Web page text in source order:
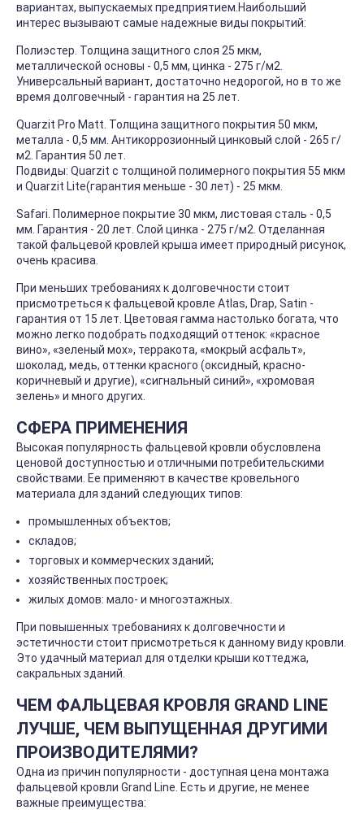
вариантах, выпускаемых предприятием.Наибольший
интерес вызывают самые надежные виды покрытий:
Полиэстер. Толщина защитного слоя 25 мкм,
металлической основы - 0,5 мм, цинка - 275 г/м2.
Универсальный вариант, достаточно недорогой, но в то же
время долговечный - гарантия на 25 лет.
Quarzit Pro Matt. Толщина защитного покрытия 50 мкм,
металла - 0,5 мм. Антикоррозионный цинковый слой - 265 г/
м2. Гарантия 50 лет.
Подвиды: Quarzit с толщиной полимерного покрытия 55 мкм
и Quarzit Lite(гарантия меньше - 30 лет) - 25 мкм.
Safari. Полимерное покрытие 30 мкм, листовая сталь - 0,5
мм. Гарантия - 20 лет. Слой цинка - 275 г/м2. Отделанная
такой фальцевой кровлей крыша имеет природный рисунок,
очень красива.
При меньших требованиях к долговечности стоит
присмотреться к фальцевой кровле Atlas, Drap, Satin -
гарантия от 15 лет. Цветовая гамма настолько богата, что
можно легко подобрать подходящий оттенок: «красное
вино», «зеленый мох», терракота, «мокрый асфальт»,
шоколад, медь, оттенки красного (оксидный, красно-
коричневый и другие), «сигнальный синий», «хромовая
зелень» и много других.
СФЕРА ПРИМЕНЕНИЯ
Высокая популярность фальцевой кровли обусловлена
ценовой доступностью и отличными потребительскими
свойствами. Ее применяют в качестве кровельного
материала для зданий следующих типов:
промышленных объектов;
складов;
торговых и коммерческих зданий;
хозяйственных построек;
жилых домов: мало- и многоэтажных.
При повышенных требованиях к долговечности и
эстетичности стоит присмотреться к данному виду кровли.
Это удачный материал для отделки крыши коттеджа,
сакральных зданий.
ЧЕМ ФАЛЬЦЕВАЯ КРОВЛЯ GRAND LINE
ЛУЧШЕ, ЧЕМ ВЫПУЩЕННАЯ ДРУГИМИ
ПРОИЗВОДИТЕЛЯМИ?
Одна из причин популярности - доступная цена монтажа
фальцевой кровли Grand Line. Есть и другие, не менее
важные преимущества: